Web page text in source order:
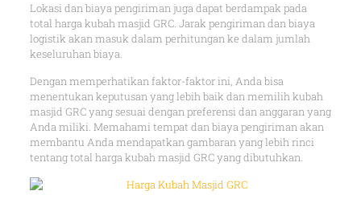
Lokasi dan biaya pengiriman juga dapat berdampak pada
total harga kubah masjid GRC. Jarak pengiriman dan biaya
logistik akan masuk dalam perhitungan ke dalam jumlah
keseluruhan biaya.
Dengan memperhatikan faktor-faktor ini, Anda bisa
menentukan keputusan yang lebih baik dan memilih kubah
masjid GRC yang sesuai dengan preferensi dan anggaran yang
Anda miliki. Memahami tempat dan biaya pengiriman akan
membantu Anda mendapatkan gambaran yang lebih rinci
tentang total harga kubah masjid GRC yang dibutuhkan.